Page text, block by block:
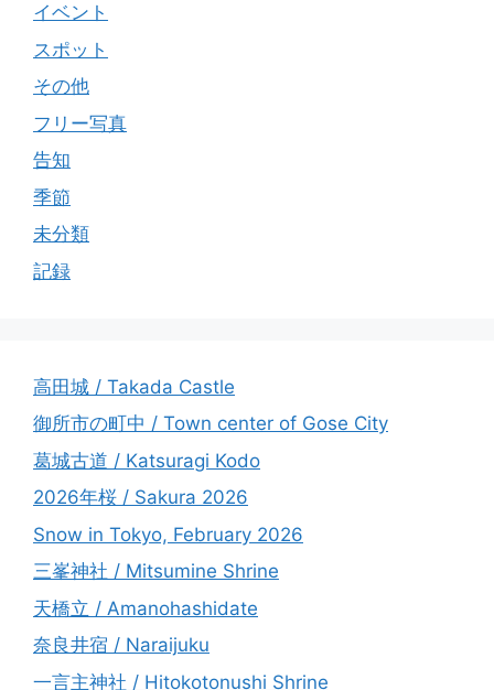
イベント
スポット
その他
フリー写真
告知
季節
未分類
記録
高田城 / Takada Castle
御所市の町中 / Town center of Gose City
葛城古道 / Katsuragi Kodo
2026年桜 / Sakura 2026
Snow in Tokyo, February 2026
三峯神社 / Mitsumine Shrine
天橋立 / Amanohashidate
奈良井宿 / Naraijuku
一言主神社 / Hitokotonushi Shrine